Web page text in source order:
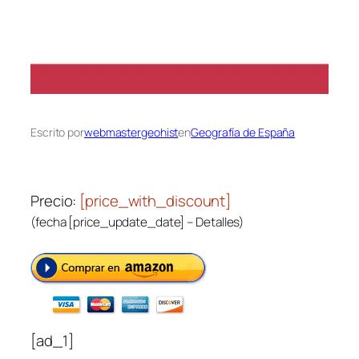
Escrito porwebmastergeohistenGeografía de España
Precio: [price_with_discount]
(fecha [price_update_date] –Detalles)
[ad_1]